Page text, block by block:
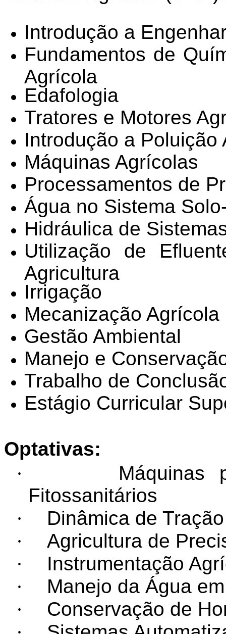
Introdução a
Fundamentos de
Agrícola
Edafologia
Tratores e Motores
Introdução a Poluição
Máquinas Agrícolas
Processamentos de
Água no Sistema
Hidráulica de
Utilização de
Agricultura
Irrigação
Mecanização Agrícola
Gestão Ambiental
Manejo e
Trabalho de
Estágio Curricular
Optativas:
·
Máquinas
Fitossanitários
·
Dinâmica de
·
Agricultura de
·
Instrumentação
·
Manejo da Água
·
Conservação de